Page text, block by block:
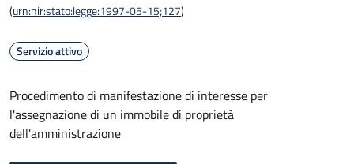
(urn:nir:stato:legge:1997-05-15;127)
Servizio attivo
Procedimento di manifestazione di interesse per
l'assegnazione di un immobile di proprietà
dell'amministrazione